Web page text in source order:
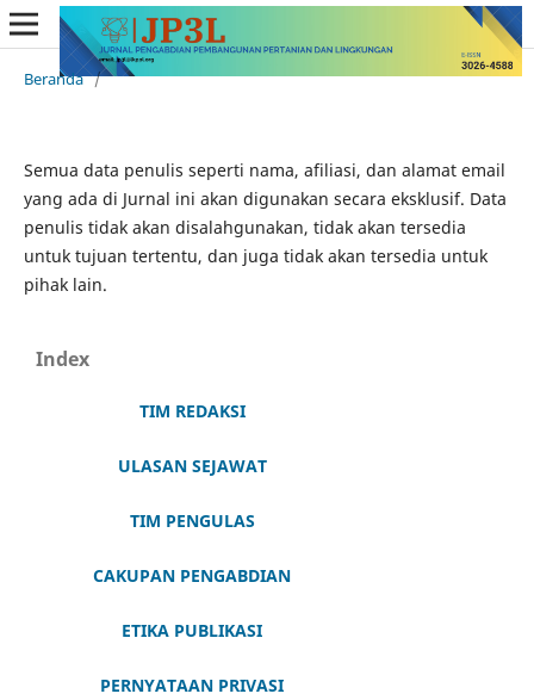
Beranda /
Semua data penulis seperti nama, afiliasi, dan alamat email
yang ada di Jurnal ini akan digunakan secara eksklusif. Data
penulis tidak akan disalahgunakan, tidak akan tersedia
untuk tujuan tertentu, dan juga tidak akan tersedia untuk
pihak lain.
Index
TIM REDAKSI
ULASAN SEJAWAT
TIM PENGULAS
CAKUPAN PENGABDIAN
ETIKA PUBLIKASI
PERNYATAAN PRIVASI